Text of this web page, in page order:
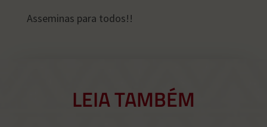
Asseminas para todos!!
LEIA TAMBÉM